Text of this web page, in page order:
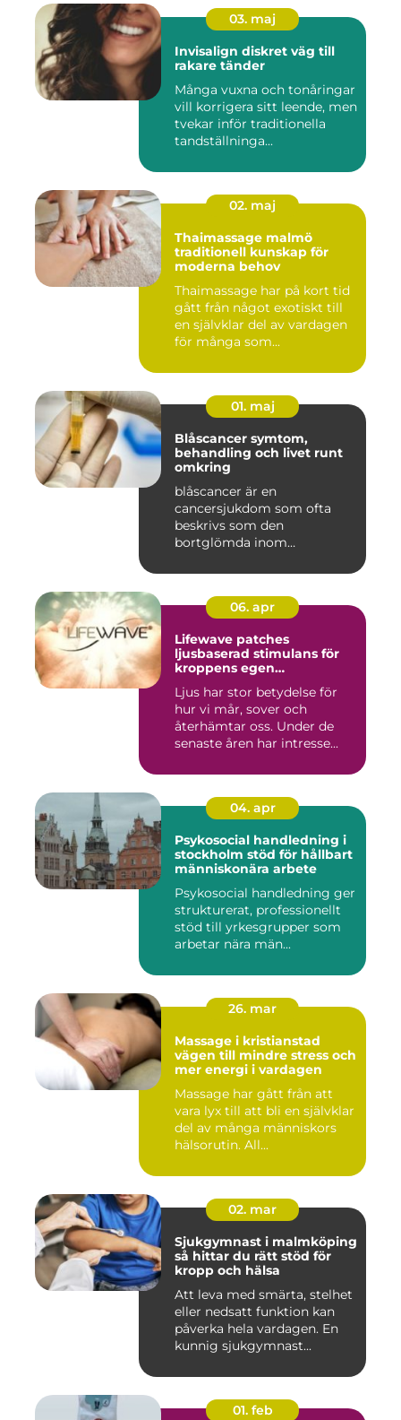
03. maj
Invisalign diskret väg till
rakare tänder
Många vuxna och tonåringar
vill korrigera sitt leende, men
tvekar inför traditionella
tandställninga...
02. maj
Thaimassage malmö
traditionell kunskap för
moderna behov
Thaimassage har på kort tid
gått från något exotiskt till
en självklar del av vardagen
för många som...
01. maj
Blåscancer symtom,
behandling och livet runt
omkring
blåscancer är en
cancersjukdom som ofta
beskrivs som den
bortglömda inom
06. apr
Lifewave patches
ljusbaserad stimulans för
kroppens egen
Ljus har stor betydelse för
hur vi mår, sover och
återhämtar oss. Under de
senaste åren har intresse...
04. apr
Psykosocial handledning i
stockholm stöd för hållbart
människonära arbete
Psykosocial handledning ger
strukturerat, professionellt
stöd till yrkesgrupper som
arbetar nära män...
26. mar
Massage i kristianstad
vägen till mindre stress och
mer energi i vardagen
Massage har gått från att
vara lyx till att bli en självklar
del av många människors
hälsorutin. All...
02. mar
Sjukgymnast i malmköping
så hittar du rätt stöd för
kropp och hälsa
Att leva med smärta, stelhet
eller nedsatt funktion kan
påverka hela vardagen. En
kunnig sjukgymnast...
01. feb